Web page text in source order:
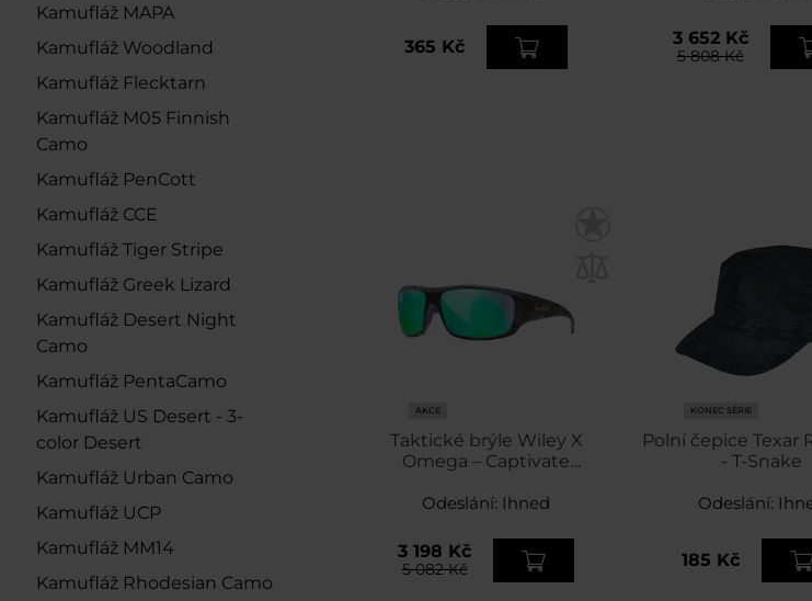
Kamufláž MAPA
Kamufláž Woodland
Kamufláž Flecktarn
Kamufláž M05 Finnish
Camo
Kamufláž PenCott
Kamufláž CCE
Kamufláž Tiger Stripe
Kamufláž Greek Lizard
Kamufláž Desert Night
Camo
Kamufláž PentaCamo
Kamufláž US Desert - 3-
color Desert
Kamufláž Urban Camo
Kamufláž UCP
Kamufláž MM14
Kamufláž Rhodesian Camo
365 Kč 3 652 Kč
5 808 Kč
AKCE
Taktické brýle Wiley X
Omega – Captivate
Kryptek Neptune
Odeslání: Ihned
3 198 Kč
5 082 Kč
KONEC SÉRIE
Polní čepice Texar
- T-Snake
Odeslání:
185 Kč